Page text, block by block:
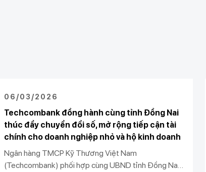
06/03/2026
Techcombank đồng hành cùng tỉnh Đồng Nai
thúc đẩy chuyển đổi số, mở rộng tiếp cận tài
chính cho doanh nghiệp nhỏ và hộ kinh doanh
Ngân hàng TMCP Kỹ Thương Việt Nam
(Techcombank) phối hợp cùng UBND tỉnh Đồng Nai,